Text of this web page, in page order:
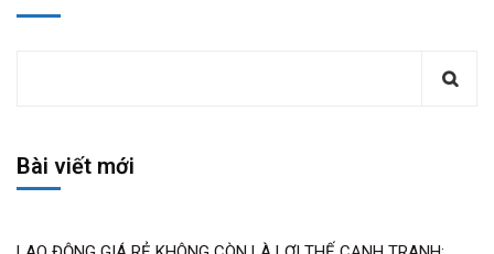
Bài viết mới